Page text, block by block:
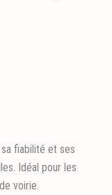
fiabilité et ses
Idéal pour les
voirie.